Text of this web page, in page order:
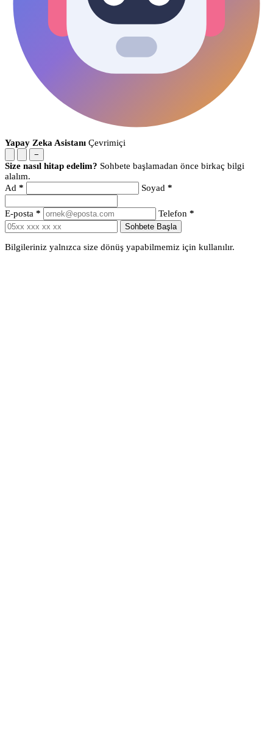
Yapay Zeka Asistanı Çevrimiçi
−
Size nasıl hitap edelim? Sohbete başlamadan önce birkaç bilgi
alalım.
Ad * Soyad *
E-posta * Telefon *
Sohbete Başla
Bilgileriniz yalnızca size dönüş yapabilmemiz için kullanılır.